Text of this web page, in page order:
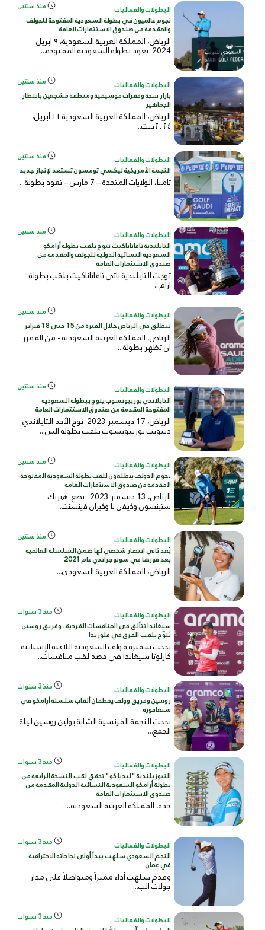
البطولات والفعاليات منذ سنتين
نجوم عالميون في بطولة السعودية المفتوحة للجولف
والمقدمة من صندوق الاستثمارات العامة
الرياض، المملكة العربية السعودية، ٩ أبريل
2024: تعود بطولة السعودية المفتوحة...
البطولات والفعاليات منذ سنتين
بازار سجة وفقرات موسيقية ومنطقة مشجعين بانتظار
الجماهير
الرياض، المملكة العربية السعودية ١١ أبريل،
٢٠٢٤ينت...
البطولات والفعاليات منذ سنتين
النجمة الأمريكية ليكسي تومسون تستعد لإنجاز جديد
تامبا، الولايات المتحدة – 7 مارس – تعود بطولة...
البطولات والفعاليات منذ سنتين
التايلندية تافاتاناكيت تتوج بلقب بطولة أرامكو
السعودية النسائية الدولية للجولف والمقدمة من
صندوق الاستثمارات العامة
توجت التايلندية باتي تافاتاناكيت بلقب بطولة
ارام...
البطولات والفعاليات منذ سنتين
تنطلق في الرياض خلال الفترة من 15 حتى 18 فبراير
الرياض، المملكة العربية السعودية - من المقرر
أن تظهر بطولة...
البطولات والفعاليات منذ سنتين
التايلاندي بوريبونسوب يتوج ببطولة السعودية
المفتوحة المقدمة من صندوق الاستثمارات العامة
الرياض، 17 ديسمبر 2023: توج الأحد التايلاندي
دينويت بوريبونسوب بلقب بطولة الس...
البطولات والفعاليات منذ سنتين
ﻧﺟوم اﻟﺟوﻟف ﯾﺗطﻠﻌون ﻟﻠﻘب ﺑطوﻟﺔ اﻟﺳﻌودﯾﺔ اﻟﻣﻔﺗوﺣﺔ
اﻟﻣﻘدﻣﺔ ﻣن ﺻﻧدوق اﻻﺳﺗﺛﻣﺎرات اﻟﻌﺎﻣﺔ
اﻟرﯾﺎض، 13 دﯾﺳﻣﺑر 2023: ﯾﺿﻊ ھﻧرﯾك
ﺳﺗﯾﻧﺳون وﻛﯾﻔن ﻧﺎ وﻛﯾران ﻓﯾﻧﺳﻧت...
البطولات والفعاليات منذ سنتين
يُعد ثاني انتصار شخصي لها ضمن السلسلة العالمية
بعد فوزها في سوتوجراندي عام 2021
الرياض، المملكة العربية السعودي...
البطولات والفعاليات منذ 3 سنوات
سيغاندا تتألق في المنافسات الفردية.. وفريق روسين
يُتوّج بلقب الفرق في فلوريدا
نجحت سفيرة قولف السعودية اللاعبة الإسبانية
كارلوتا سيغاندا في حصد لقب منافسات...
البطولات والفعاليات منذ 3 سنوات
روسين وفريق وولف يخطفان ألقاب سلسلة أرامكو في
سنغافورة
نجحت النجمة الفرنسية الشابة بولين روسين ليلة
الجمع...
البطولات والفعاليات منذ 3 سنوات
النيوزيلندية "ليديا كو" تحقق لقب النسخة الرابعة من
بطولة أرامكو السعودية النسائية الدولية المقدمة من
صندوق الاستثمارات العامة
جدة، المملكة العربية السعودية،...
البطولات والفعاليات منذ 3 سنوات
النجم السعودي سلهب يبدأ أولى نجاحاته الاحترافية
في عمان
وقدم سلهب أداء مميزاً ومتواصلاً على مدار
جولات الب...
البطولات والفعاليات منذ 3 سنوات